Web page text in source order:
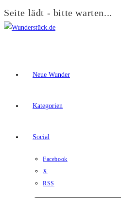
Seite lädt - bitte warten...
Zum
Neue Wunder
Kategorien
Social
Facebook
X
RSS